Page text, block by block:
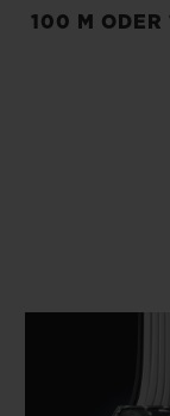
100 M ODER